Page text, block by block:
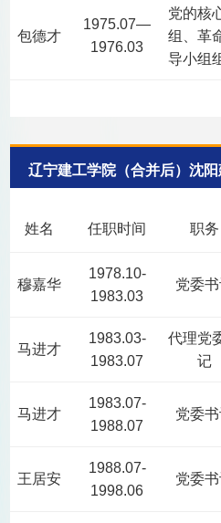
包德才
1975.07—
1976.03
党的核
组、革
导小组
辽宁建工学院（合并后）沈
姓名 任职时间 职务
穆嘉华
1978.10-
1983.03
党委
马进才
1983.03-
1983.07
代理党
记
马进才
1983.07-
1988.07
党委
王居安
1988.07-
1998.06
党委